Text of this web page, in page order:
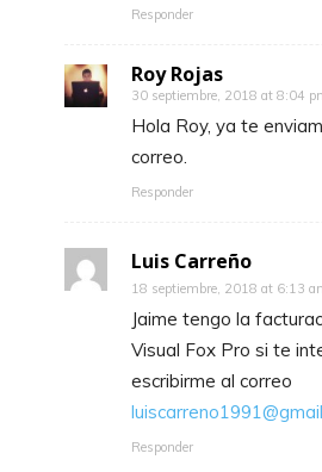
Responder
Roy Rojas
30 septiembre, 2018 at 8:04
Hola Roy, ya te
correo.
Responder
Luis Carreño
18 septiembre, 2018 at 6:13
Jaime tengo la
Visual Fox Pro si te
escribirme al correo
Responder